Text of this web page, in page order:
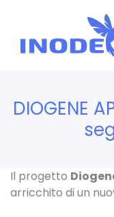
contenuto
DIOGENE
Il progetto
arricchito di un